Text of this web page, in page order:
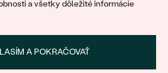
a všetky dôležité informácie
A POKRAČOVAŤ